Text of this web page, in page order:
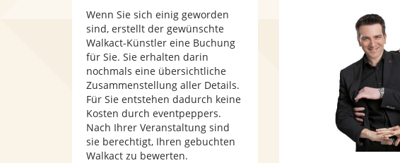
Wenn Sie sich einig geworden
sind, erstellt der gewünschte
Walkact-Künstler eine Buchung
für Sie. Sie erhalten darin
nochmals eine übersichtliche
Zusammenstellung aller Details.
Für Sie entstehen dadurch keine
Kosten durch eventpeppers.
Nach Ihrer Veranstaltung sind
sie berechtigt, Ihren gebuchten
Walkact zu bewerten.